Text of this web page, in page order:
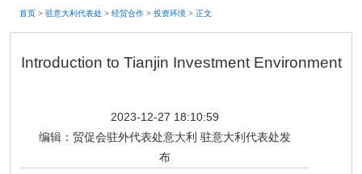
首页 > 驻意大利代表处 > 经贸合作 > 投资环境 > 正文
Introduction to Tianjin Investment Environment
2023-12-27 18:10:59
编辑： 贸促会驻外代表处意大利 驻意大利代表处发
布